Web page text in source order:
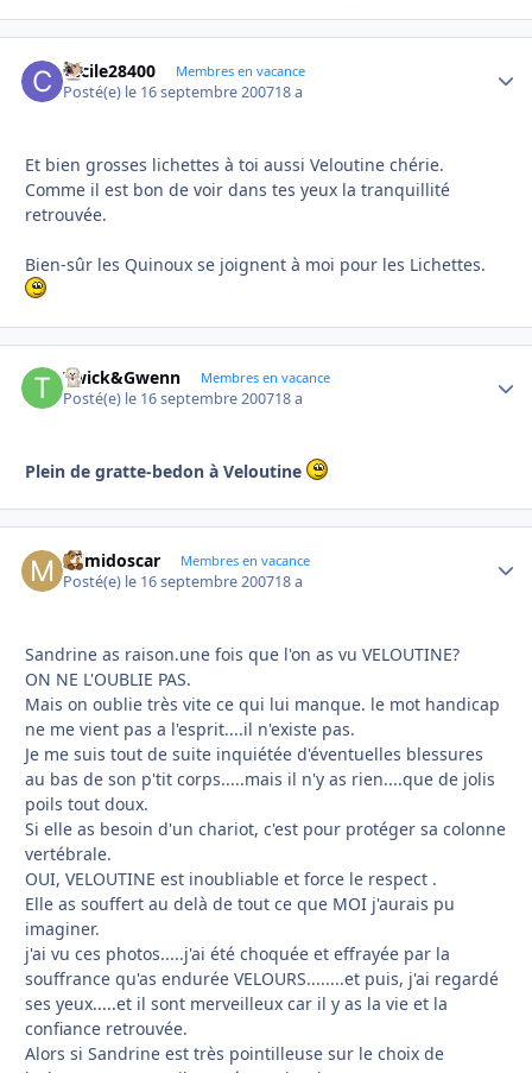
cecile28400 Membres en vacance
Posté(e) le 16 septembre 200718 a
Et bien grosses lichettes à toi aussi Veloutine chérie.
Comme il est bon de voir dans tes yeux la tranquillité
retrouvée.
Bien-sûr les Quinoux se joignent à moi pour les Lichettes.
Twick&Gwenn Membres en vacance
Posté(e) le 16 septembre 200718 a
Plein de gratte-bedon à Veloutine
mimidoscar Membres en vacance
Posté(e) le 16 septembre 200718 a
Sandrine as raison.une fois que l'on as vu VELOUTINE?
ON NE L'OUBLIE PAS.
Mais on oublie très vite ce qui lui manque. le mot handicap
ne me vient pas a l'esprit....il n'existe pas.
Je me suis tout de suite inquiétée d'éventuelles blessures
au bas de son p'tit corps.....mais il n'y as rien....que de jolis
poils tout doux.
Si elle as besoin d'un chariot, c'est pour protéger sa colonne
vertébrale.
OUI, VELOUTINE est inoubliable et force le respect .
Elle as souffert au delà de tout ce que MOI j'aurais pu
imaginer.
j'ai vu ces photos.....j'ai été choquée et effrayée par la
souffrance qu'as endurée VELOURS........et puis, j'ai regardé
ses yeux.....et il sont merveilleux car il y as la vie et la
confiance retrouvée.
Alors si Sandrine est très pointilleuse sur le choix de